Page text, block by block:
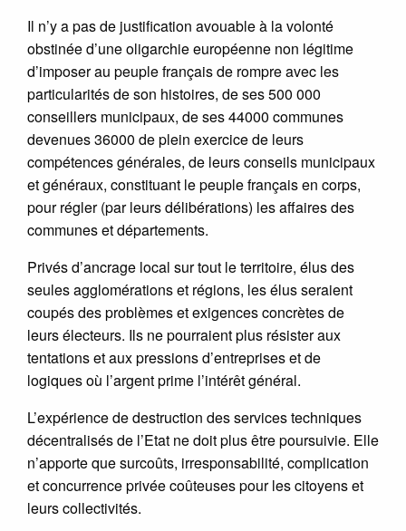
Il n’y a pas de justification avouable à la volonté
obstinée d’une oligarchie européenne non légitime
d’imposer au peuple français de rompre avec les
particularités de son histoires, de ses 500 000
conseillers municipaux, de ses 44000 communes
devenues 36000 de plein exercice de leurs
compétences générales, de leurs conseils municipaux
et généraux, constituant le peuple français en corps,
pour régler (par leurs délibérations) les affaires des
communes et départements.
Privés d’ancrage local sur tout le territoire, élus des
seules agglomérations et régions, les élus seraient
coupés des problèmes et exigences concrètes de
leurs électeurs. Ils ne pourraient plus résister aux
tentations et aux pressions d’entreprises et de
logiques où l’argent prime l’intérêt général.
L’expérience de destruction des services techniques
décentralisés de l’Etat ne doit plus être poursuivie. Elle
n’apporte que surcoûts, irresponsabilité, complication
et concurrence privée coûteuses pour les citoyens et
leurs collectivités.